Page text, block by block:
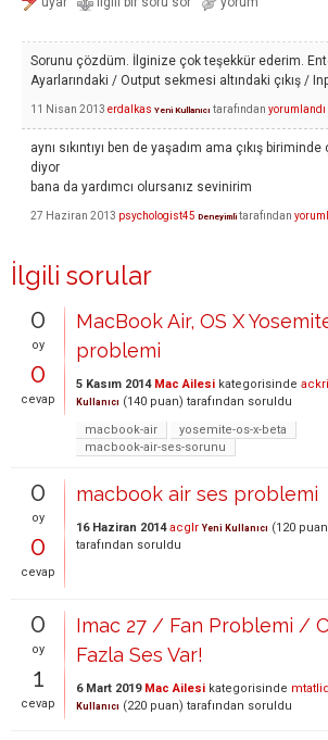
Sorunu çözdüm. İlginize çok teşekkür ederim.
Ayarlarındaki / Output sekmesi altındaki çıkış /
11 Nisan 2013 erdalkas Yeni Kullanıcı tarafından yorumlandı
aynı sıkıntıyı ben de yaşadım ama çıkış biriminde
diyor
bana da yardımcı olursanız sevinirim
27 Haziran 2013 psychologist45 Deneyimli tarafından
İlgili sorular
0
oy
0
cevap
MacBook Air, OS X
problemi
5 Kasım 2014 Mac Ailesi kategorisinde
Kullanıcı (140 puan) tarafından soruldu
macbook-air
yosemite-os-x-beta
macbook-air-ses-sorunu
0
oy
0
cevap
macbook air ses problemi
16 Haziran 2014 acglr Yeni Kullanıcı (120
tarafından soruldu
0
oy
1
cevap
Imac 27 / Fan Problemi /
Fazla Ses Var!
6 Mart 2019 Mac Ailesi kategorisinde
Kullanıcı (220 puan) tarafından soruldu